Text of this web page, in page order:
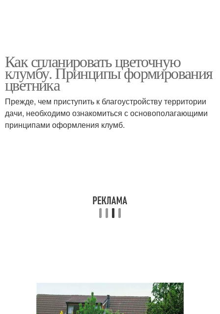
Как спланировать цветочную
клумбу. Принципы формирования
цветника
Прежде, чем приступить к благоустройству территории
дачи, необходимо ознакомиться с основополагающими
принципами оформления клумб.